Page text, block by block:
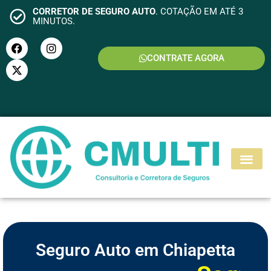
CORRETOR DE SEGURO AUTO. COTAÇÃO EM ATÉ 3
MINUTOS.
CONTRATE AGORA
SEGURO MOTO
Seguro Auto em Chiapetta